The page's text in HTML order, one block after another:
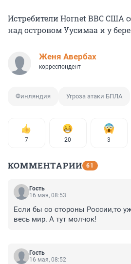
Истребители Hornet ВВС США
над островом Уусимаа и у
Женя Авербах
корреспондент
Финляндия Угроза атаки БПЛА
7 20 3
КОММЕНТАРИИ 61
Гость
16 мая, 08:53
Если бы со стороны России,то
весь мир. А тут молчок!
Гость
16 мая, 08:52